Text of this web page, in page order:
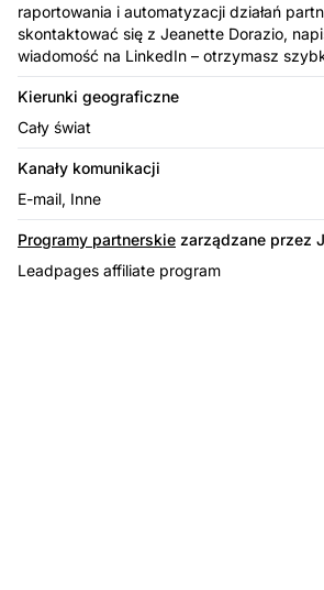
raportowania i automatyzacji działań
skontaktować się z Jeanette Dorazio,
wiadomość na LinkedIn – otrzymasz
Kierunki geograficzne
Cały świat
Kanały komunikacji
E-mail, Inne
Programy partnerskie zarządzane przez
Leadpages affiliate program